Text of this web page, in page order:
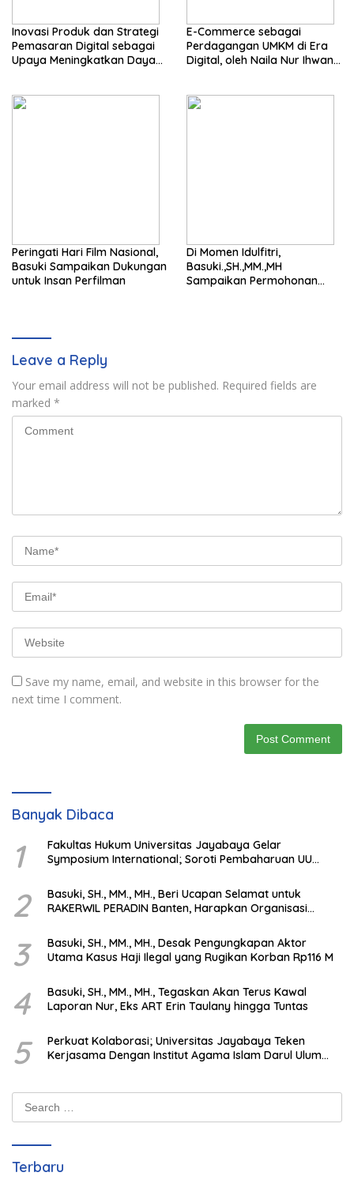
Inovasi Produk dan Strategi
Pemasaran Digital sebagai
Upaya Meningkatkan Daya
Shafianti Mahasiswa Stikom
E-Commerce sebagai
Perdagangan UMKM di Era
Digital, oleh Naila Nur Ihwan
Peringati Hari Film Nasional,
Basuki Sampaikan Dukungan
untuk Insan Perfilman
Di Momen Idulfitri,
Basuki.,SH.,MM.,MH
Sampaikan Permohonan
Leave a Reply
Your email address will not be published. Required fields are
marked *
Save my name, email, and website in this browser for the
next time I comment.
Banyak Dibaca
1
Fakultas Hukum Universitas Jayabaya Gelar
Symposium International; Soroti Pembaharuan UU
2
Basuki, SH., MM., MH., Beri Ucapan Selamat untuk
RAKERWIL PERADIN Banten, Harapkan Organisasi
3
Basuki, SH., MM., MH., Desak Pengungkapan Aktor
Utama Kasus Haji Ilegal yang Rugikan Korban Rp116 M
4
Basuki, SH., MM., MH., Tegaskan Akan Terus Kawal
Laporan Nur, Eks ART Erin Taulany hingga Tuntas
5
Perkuat Kolaborasi; Universitas Jayabaya Teken
Kerjasama Dengan Institut Agama Islam Darul Ulum
Terbaru